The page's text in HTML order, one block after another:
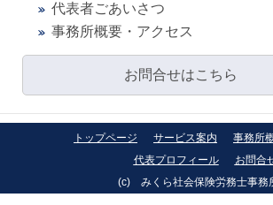
代表者ごあいさつ
事務所概要・アクセス
お問合せはこちら
(c) みくら社会保険労務士事務
トップページ サービス案内
事務所
代表プロフィール
お問合